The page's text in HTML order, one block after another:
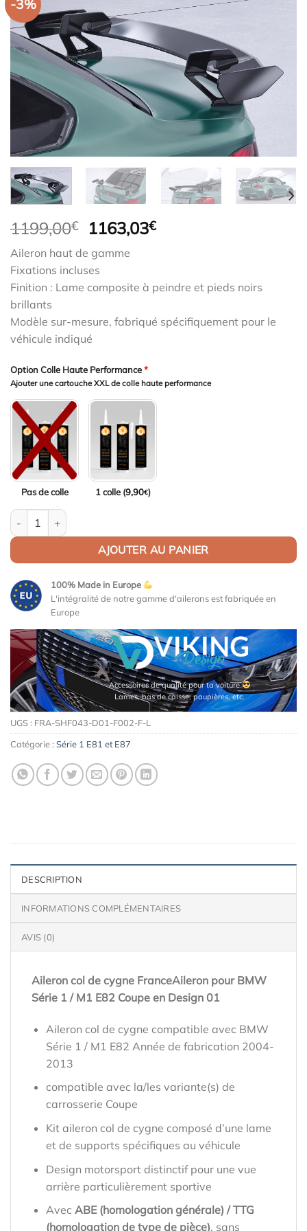
-3%
1199,00€
Le
initial
était :
1199,00€.
1163,03€Le
1163,03€.
Aileron haut de gamme
Fixations incluses
Finition : Lame composite à peindre et pieds noirs
brillants
Modèle sur-mesure, fabriqué spécifiquement pour le
véhicule indiqué
Option Colle Haute Performance*
Ajouter une cartouche XXL de colle haute performance
Pas de colle 1 colle (9,90€)
quantité de Aileron Col de cygne V1 pour BMW Série 1 E82 /
AJOUTER AU PANIER
100% Made in Europe
L'intégralité de notre gamme d'ailerons est fabriquée en
Europe
Accessoires de qualité pour ta voiture
Lames, bas de caisse, paupières, etc.
UGS : FRA-SHF043-D01-F002-F-L
Catégorie : Série 1 E81 et E87
DESCRIPTION
INFORMATIONS COMPLÉMENTAIRES
AVIS (0)
Aileron col de cygne FranceAileron pour BMW
Série 1 / M1 E82 Coupe en Design 01
Aileron col de cygne compatible avec BMW
Série 1 / M1 E82 Année de fabrication 2004-
2013
compatible avec la/les variante(s) de
carrosserie Coupe
Kit aileron col de cygne composé d’une lame
et de supports spécifiques au véhicule
Design motorsport distinctif pour une vue
arrière particulièrement sportive
Avec ABE (homologation générale) / TTG
(homologation de type de pièce), sans